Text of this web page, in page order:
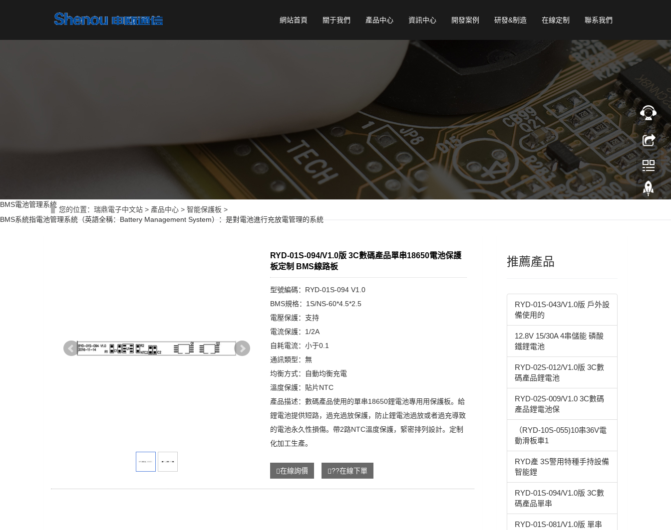
網站首頁 關于我們 產品中心 資訊中心 開發案例 研發&制造 在線定制 聯系我們
BMS電池管理系統
BMS系統指電池管理系統（英語全稱：Battery Management System）：是對電池進行充放電管理的系統
您的位置： 瑞鼎電子中文站 > 產品中心 > 智能保護板 >
RYD-01S-094/V1.0版 3C數碼產品單串18650電池保護
板定制 BMS線路板
型號編碼：RYD-01S-094 V1.0
BMS規格：1S/NS-60*4.5*2.5
電壓保護：支持
電流保護：1/2A
自耗電流：小于0.1
通訊類型：無
均衡方式：自動均衡充電
溫度保護：貼片NTC
產品描述：數碼產品使用的單串18650鋰電池專用用保護板。給
鋰電池提供短路，過充過放保護，防止鋰電池過放或者過充導致
的電池永久性損傷。帶2路NTC溫度保護，緊密排列設計。定制
化加工生產。
在線詢價 ??在線下單
推薦產品
RYD-01S-043/V1.0版 戶外設
備使用的
12.8V 15/30A 4串儲能 磷酸
鐵鋰電池
RYD-02S-012/V1.0版 3C數
碼產品鋰電池
RYD-02S-009/V1.0 3C數碼
產品鋰電池保
（RYD-10S-055)10串36V電
動滑板車1
RYD產 3S警用特種手持設備
智能鋰
RYD-01S-094/V1.0版 3C數
碼產品單串
RYD-01S-081/V1.0版 單串